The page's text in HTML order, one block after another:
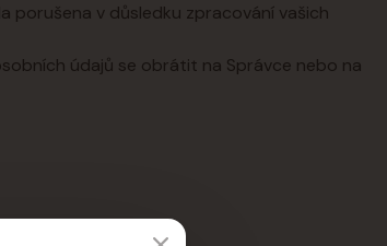
porušena v důsledku zpracování vašich
údajů se obrátit na Správce nebo na